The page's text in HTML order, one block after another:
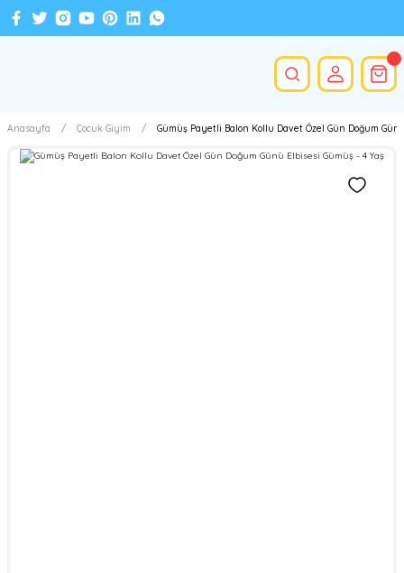
Anasayfa Çocuk Giyim Gümüş Payetli Balon Kollu Davet Özel Gün Doğum